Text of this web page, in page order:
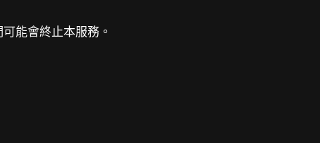
能會終止本服務。